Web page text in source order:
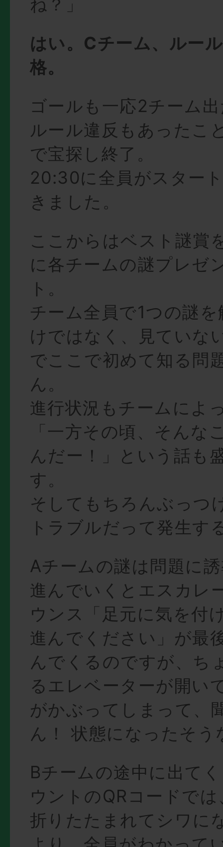
ね？」
はい。Cチーム、ルー
格。
ゴールも一応2チーム
ルール違反もあったこ
で宝探し終了。
20:30に全員がスター
きました。
ここからはベスト謎賞
に各チームの謎プレゼ
ト。
チーム全員で1つの謎
けではなく、見ていな
でここで初めて知る問
ん。
進行状況もチームによ
「一方その頃、そんな
んだー！」という話も
す。
そしてもちろんぶっつ
トラブルだって発生す
Aチームの謎は問題に
進んでいくとエスカレ
ウンス「足元に気を付
進んでください」が最
んでくるのですが、ち
るエレベーターが開い
がかぶってしまって、
ん！ 状態になったそう
Bチームの途中に出て
ウントのQRコードで
折りたたまれてシワに